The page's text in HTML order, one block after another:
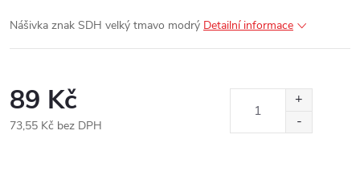
Nášivka znak SDH velký tmavo modrý Detailní informace
89 Kč
73,55 Kč bez DPH